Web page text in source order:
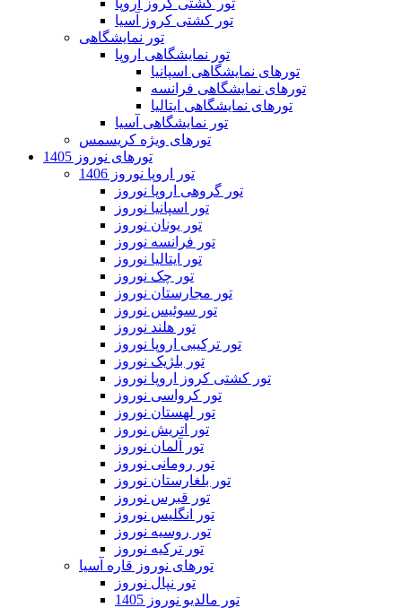
تور کشتی کروز اروپا
تور کشتی کروز آسیا
تور نمایشگاهی
تور نمایشگاهی اروپا
تورهای نمایشگاهی اسپانیا
تورهای نمایشگاهی فرانسه
تورهای نمایشگاهی ایتالیا
تور نمایشگاهی آسیا
تورهای ویژه کریسمس
تورهای نوروز 1405
تور اروپا نوروز 1406
تور گروهی اروپا نوروز
تور اسپانیا نوروز
تور یونان نوروز
تور فرانسه نوروز
تور ایتالیا نوروز
تور چک نوروز
تور مجارستان نوروز
تور سوئیس نوروز
تور هلند نوروز
تور ترکیبی اروپا نوروز
تور بلژیک نوروز
تور کشتی کروز اروپا نوروز
تور کرواسی نوروز
تور لهستان نوروز
تور اتریش نوروز
تور آلمان نوروز
تور رومانی نوروز
تور بلغارستان نوروز
تور قبرس نوروز
تور انگلیس نوروز
تور روسیه نوروز
تور ترکیه نوروز
تورهای نوروز قاره آسیا
تور نپال نوروز
تور مالدیو نوروز 1405